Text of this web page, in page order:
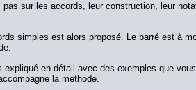
sur les accords, leur construction, leur
simples est alors proposé. Le barré est à
expliqué en détail avec des exemples que
la méthode.